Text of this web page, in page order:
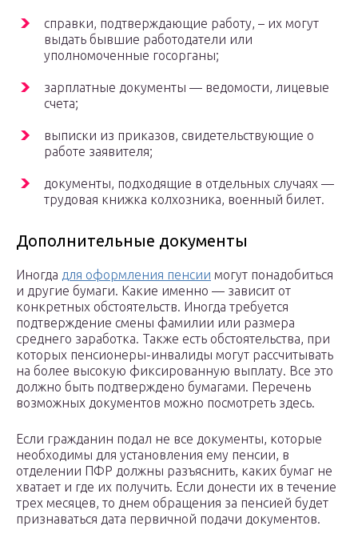
справки, подтверждающие работу, – их могут
выдать бывшие работодатели или
уполномоченные госорганы;
зарплатные документы — ведомости, лицевые
счета;
выписки из приказов, свидетельствующие о
работе заявителя;
документы, подходящие в отдельных случаях —
трудовая книжка колхозника, военный билет.
Дополнительные документы
Иногда для оформления пенсии могут понадобиться
и другие бумаги. Какие именно — зависит от
конкретных обстоятельств. Иногда требуется
подтверждение смены фамилии или размера
среднего заработка. Также есть обстоятельства, при
которых пенсионеры-инвалиды могут рассчитывать
на более высокую фиксированную выплату. Все это
должно быть подтверждено бумагами. Перечень
возможных документов можно посмотреть здесь.
Если гражданин подал не все документы, которые
необходимы для установления ему пенсии, в
отделении ПФР должны разъяснить, каких бумаг не
хватает и где их получить. Если донести их в течение
трех месяцев, то днем обращения за пенсией будет
признаваться дата первичной подачи документов.